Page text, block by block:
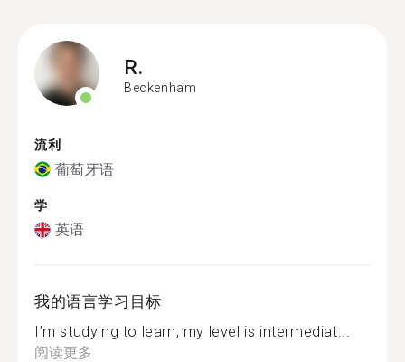
R.
Beckenham
流利
葡萄牙语
学
英语
我的语言学习目标
I’m studying to learn, my level is intermediat...
阅读更多